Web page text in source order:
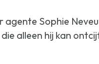
agente Sophie
alleen hij kan